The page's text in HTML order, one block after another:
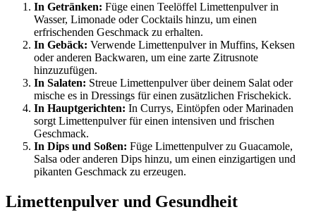
In Getränken: Füge einen Teelöffel Limettenpulver in
Wasser, Limonade oder Cocktails hinzu, um einen
erfrischenden Geschmack zu erhalten.
In Gebäck: Verwende Limettenpulver in Muffins, Keksen
oder anderen Backwaren, um eine zarte Zitrusnote
hinzuzufügen.
In Salaten: Streue Limettenpulver über deinem Salat oder
mische es in Dressings für einen zusätzlichen Frischekick.
In Hauptgerichten: In Currys, Eintöpfen oder Marinaden
sorgt Limettenpulver für einen intensiven und frischen
Geschmack.
In Dips und Soßen: Füge Limettenpulver zu Guacamole,
Salsa oder anderen Dips hinzu, um einen einzigartigen und
pikanten Geschmack zu erzeugen.
Limettenpulver und Gesundheit